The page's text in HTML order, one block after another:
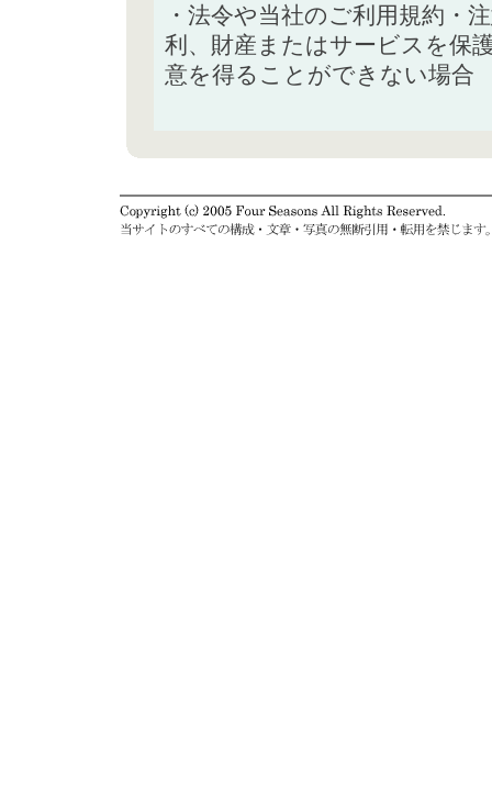
・法令や当社のご利用規約・
利、財産またはサービスを保
意を得ることができない場合